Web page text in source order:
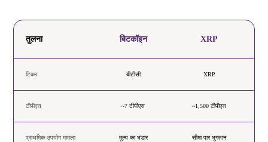
तुलना बिटकॉइन XRP
टिकर बीटीसी XRP
टीपीएस ~7 टीपीएस ~1,500 टीपीएस
प्राथमिक उपयोग मामला मूल्य का भंडार सीमा पार भुगतान